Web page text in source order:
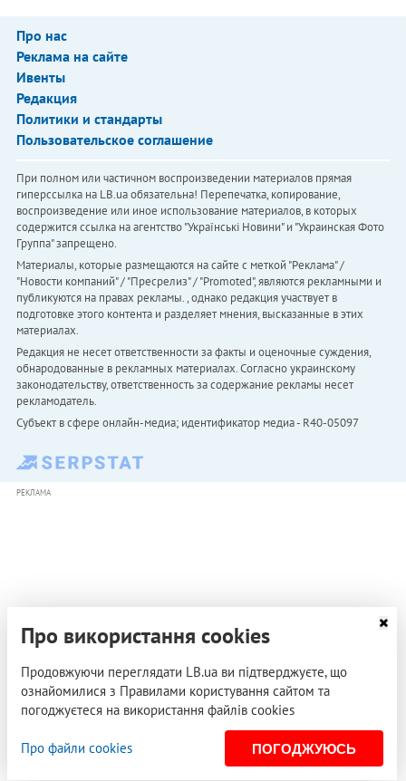
Про нас
Реклама на сайте
Ивенты
Редакция
Политики и стандарты
Пользовательское соглашение
При полном или частичном воспроизведении материалов прямая
гиперссылка на LB.ua обязательна! Перепечатка, копирование,
воспроизведение или иное использование материалов, в которых
содержится ссылка на агентство "Українськi Новини" и "Украинская Фото
Группа" запрещено.
Материалы, которые размещаются на сайте с меткой "Реклама" /
"Новости компаний" / "Пресрелиз" / "Promoted", являются рекламными и
публикуются на правах рекламы. , однако редакция участвует в
подготовке этого контента и разделяет мнения, высказанные в этих
материалах.
Редакция не несет ответственности за факты и оценочные суждения,
обнародованные в рекламных материалах. Согласно украинскому
законодательству, ответственность за содержание рекламы несет
рекламодатель.
Субъект в сфере онлайн-медиа; идентификатор медиа - R40-05097
РЕКЛАМА
Про використання cookies
Продовжуючи переглядати LB.ua ви підтверджуєте, що
ознайомилися з Правилами користування сайтом та
погоджуєтеся на використання файлів cookies
Про файли cookies ПОГОДЖУЮСЬ